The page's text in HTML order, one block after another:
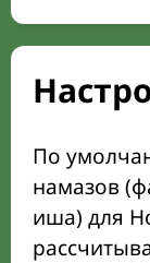
По
намазов
иша) для